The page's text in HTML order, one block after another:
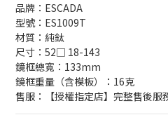
品牌：ESCADA
型號：ES1009T
材質：純鈦
尺寸：52□ 18-143
鏡框總寬：133mm
鏡框重量（含模板）：16克
售服：【授權指定店】完整售後服